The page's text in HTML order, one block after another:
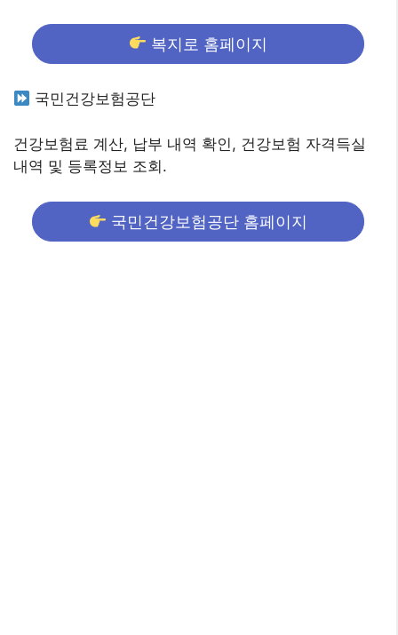
복지로 홈페이지
국민건강보험공단
건강보험료 계산, 납부 내역 확인, 건강보험 자격득실
내역 및 등록정보 조회.
국민건강보험공단 홈페이지